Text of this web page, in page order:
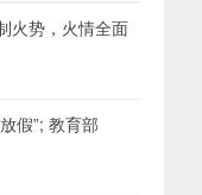
火势，火情全面
假”; 教育部